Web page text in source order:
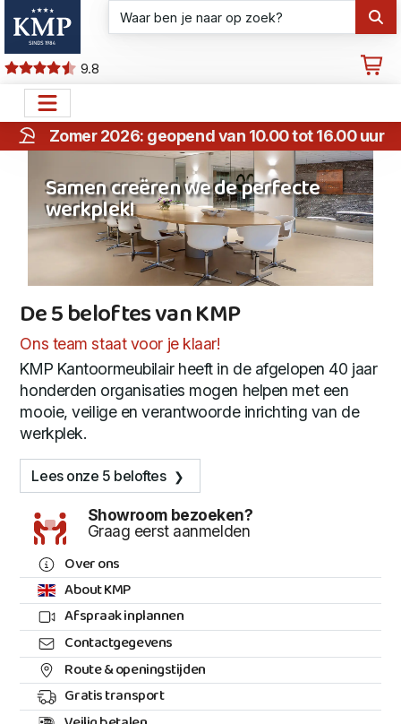
9.8
Zomer 2026: geopend van 10.00 tot 16.00 uur
Samen creëren we de perfecte
werkplek!
De 5 beloftes van KMP
De 5 beloftes van KMP
Ons team staat voor je klaar!
KMP Kantoormeubilair heeft in de afgelopen 40 jaar
honderden organisaties mogen helpen met een
mooie, veilige en verantwoorde inrichting van de
werkplek.
Lees onze 5 beloftes
Showroom bezoeken?
Graag eerst aanmelden
Over ons
About KMP
Afspraak inplannen
Contactgegevens
Route & openingstijden
Gratis transport